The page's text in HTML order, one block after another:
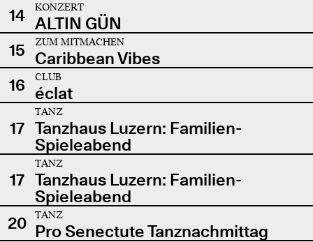
14
KONZERT
ALTIN GÜN
15
ZUM MITMACHEN
Caribbean Vibes
16
CLUB
éclat
17
TANZ
Tanzhaus Luzern: Familien-
Spieleabend
17
TANZ
Tanzhaus Luzern: Familien-
Spieleabend
20
TANZ
Pro Senectute Tanznachmittag